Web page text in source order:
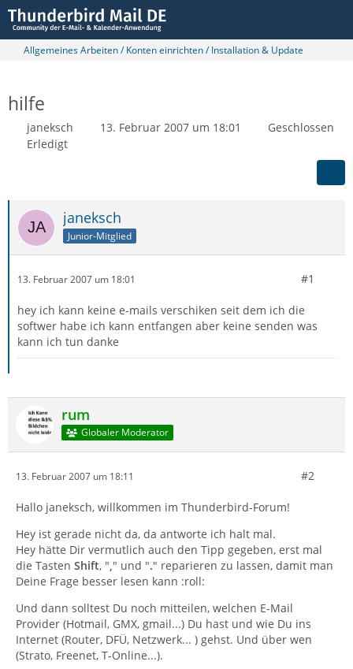
Allgemeines Arbeiten / Konten einrichten / Installation & Update
hilfe
janeksch 13. Februar 2007 um 18:01
Geschlossen
Erledigt
janeksch
Junior-Mitglied
13. Februar 2007 um 18:01 #1
hey ich kann keine e-mails verschiken seit dem ich die
softwer habe ich kann entfangen aber keine senden was
kann ich tun danke
rum
Globaler Moderator
13. Februar 2007 um 18:11 #2
Hallo janeksch, willkommen im Thunderbird-Forum!
Hey ist gerade nicht da, da antworte ich halt mal.
Hey hätte Dir vermutlich auch den Tipp gegeben, erst mal
die Tasten Shift, "," und "." reparieren zu lassen, damit man
Deine Frage besser lesen kann :roll:
Und dann solltest Du noch mitteilen, welchen E-Mail
Provider (Hotmail, GMX, gmail...) Du hast und wie Du ins
Internet (Router, DFÜ, Netzwerk... ) gehst. Und über wen
(Strato, Freenet, T-Online...).